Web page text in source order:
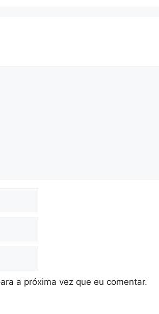
a próxima vez que eu comentar.